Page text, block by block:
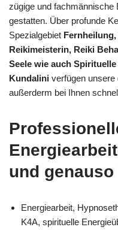
zügige und fachmännische
gestatten. Über profunde
Spezialgebiet
Reikimeisterin, Reiki
Seele wie auch
Kundalini verfügen unsere
außerderm bei Ihnen
und
Energiearbeit,
K4A, spirituelle